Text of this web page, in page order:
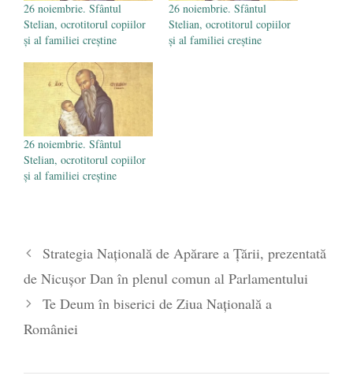
26 noiembrie. Sfântul
Stelian, ocrotitorul copiilor
și al familiei creștine
26 noiembrie. Sfântul
Stelian, ocrotitorul copiilor
și al familiei creștine
26 noiembrie. Sfântul
Stelian, ocrotitorul copiilor
și al familiei creștine
Strategia Națională de Apărare a Țării, prezentată
de Nicușor Dan în plenul comun al Parlamentului
Te Deum în biserici de Ziua Națională a
României